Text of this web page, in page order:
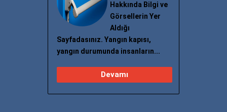
Hakkında Bilgi ve
Görsellerin Yer
Aldığı
Sayfadasınız. Yangın kapısı,
yangın durumunda insanların...
Devamı